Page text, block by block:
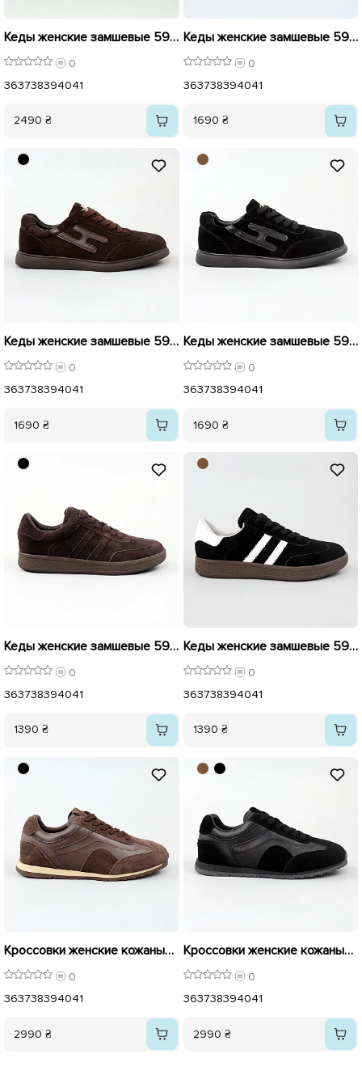
Кеды женские замшевые 596165 Черные
0
363738394041
2490 ₴
Кеды женские замшевые 596116 Бежевые
0
363738394041
1690 ₴
Кеды женские замшевые 596118 Коричневые
0
363738394041
1690 ₴
Кеды женские замшевые 596117 Черные
0
363738394041
1690 ₴
Кеды женские замшевые 596024 Шоколад
0
363738394041
1390 ₴
Кеды женские замшевые 596023 Черные
0
363738394041
1390 ₴
Кроссовки женские кожаные 596014 Коричневые
0
363738394041
2990 ₴
Кроссовки женские кожаные 596015 Черные
0
363738394041
2990 ₴